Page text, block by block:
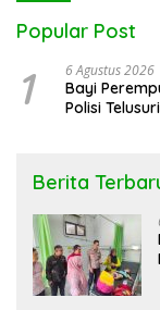
Popular Post
1 6 Agustus 2026
Bayi
Polisi
Berita